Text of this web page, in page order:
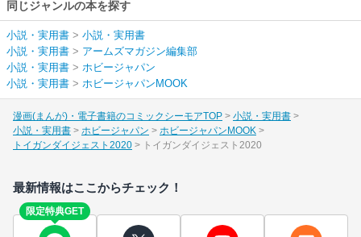
同じジャンルの本を探す
小説・実用書 > 小説・実用書
小説・実用書 > アームズマガジン編集部
小説・実用書 > ホビージャパン
小説・実用書 > ホビージャパンMOOK
漫画(まんが)・電子書籍のコミックシーモアTOP
小説・実用書
小説・実用書
ホビージャパン
ホビージャパンMOOK
トイガンダイジェスト2020
トイガンダイジェスト2020
最新情報はここからチェック！
限定特典GET